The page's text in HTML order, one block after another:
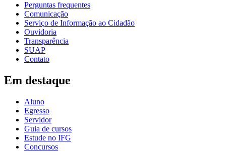
Perguntas frequentes
Comunicação
Serviço de Informação ao Cidadão
Ouvidoria
Transparência
SUAP
Contato
Em destaque
Aluno
Egresso
Servidor
Guia de cursos
Estude no IFG
Concursos